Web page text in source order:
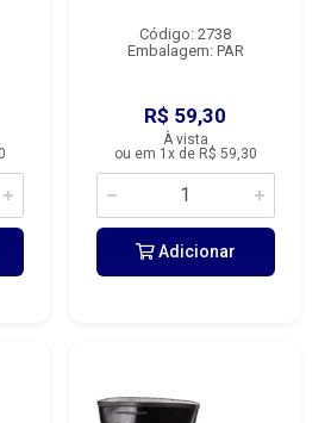
Código: 2738
Embalagem: PAR
R$ 59,30
À vista
ou em 1x de R$ 59,30
Adicionar